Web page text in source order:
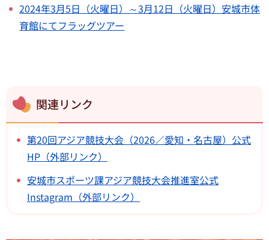
2024年3月5日（火曜日）～3月12日（火曜日）安城市体
育館にてフラッグツアー
関連リンク
第20回アジア競技大会（2026／愛知・名古屋）公式
HP（外部リンク）
安城市スポーツ課アジア競技大会推進室公式
Instagram（外部リンク）